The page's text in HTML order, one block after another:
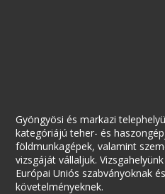
Gyöngyösi és markazi
kategóriájú teher- és
földmunkagépek, valamint
vizsgáját vállaljuk.
Európai Uniós szabványoknak
követelményeknek.